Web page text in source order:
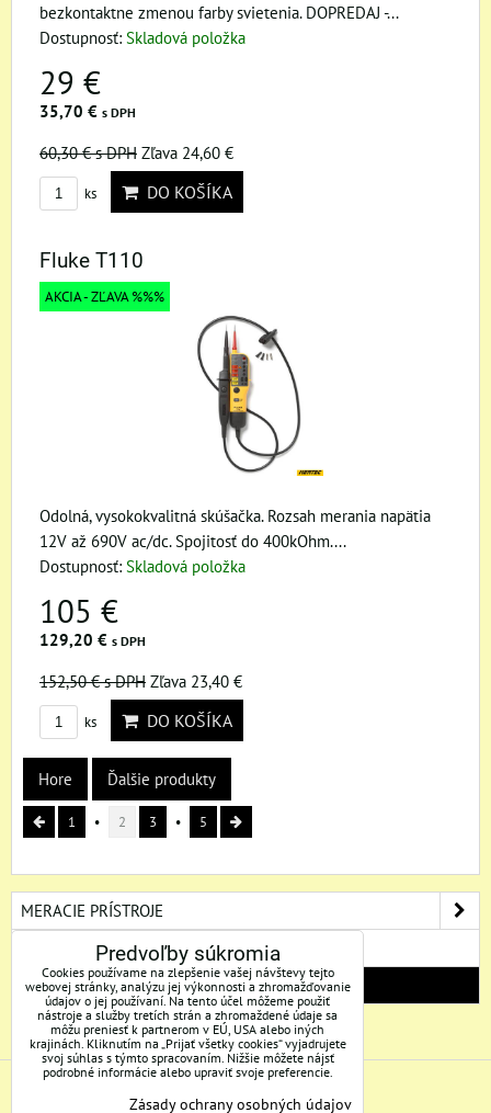
bezkontaktne zmenou farby svietenia. DOPREDAJ -...
Dostupnosť: Skladová položka
29 €
35,70 € s DPH
60,30 €s DPH Zľava 24,60 €
ks DO KOŠÍKA
Fluke T110
AKCIA - ZĽAVA %%%
Odolná, vysokokvalitná skúšačka. Rozsah merania napätia
12V až 690V ac/dc. Spojitosť do 400kOhm....
Dostupnosť: Skladová položka
105 €
129,20 € s DPH
152,50 €s DPH Zľava 23,40 €
ks DO KOŠÍKA
Hore Ďalšie produkty
1 2 3 5
MERACIE PRÍSTROJE
ŠPECIÁLNA AKCIA
VÝPREDAJ
Predvoľby súkromia
Cookies používame na zlepšenie vašej návštevy tejto
webovej stránky, analýzu jej výkonnosti a zhromažďovanie
údajov o jej používaní. Na tento účel môžeme použiť
nástroje a služby tretích strán a zhromaždené údaje sa
môžu preniesť k partnerom v EÚ, USA alebo iných
krajinách. Kliknutím na „Prijať všetky cookies“ vyjadrujete
svoj súhlas s týmto spracovaním. Nižšie môžete nájsť
podrobné informácie alebo upraviť svoje preferencie.
Zásady ochrany osobných údajov